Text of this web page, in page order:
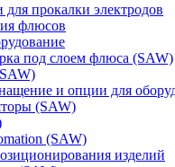
прокалки электродов
флюсов
под слоем флюса (SAW)
и опции для
(SAW)
(SAW)
изделий